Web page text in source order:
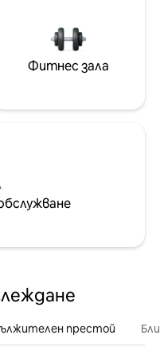
Фитнес зала
престой